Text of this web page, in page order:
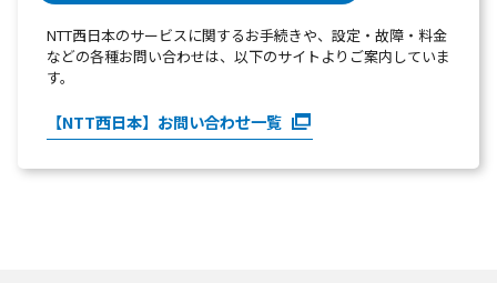
NTT西日本のサービスに関するお手続きや、設定・故障・料金
などの各種お問い合わせは、以下のサイトよりご案内していま
す。
【NTT西日本】お問い合わせ一覧